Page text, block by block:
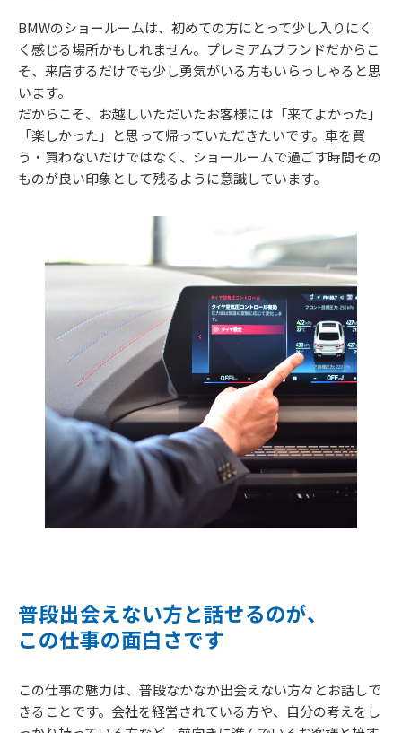
BMWのショールームは、初めての方にとって少し入りにく
く感じる場所かもしれません。プレミアムブランドだからこ
そ、来店するだけでも少し勇気がいる方もいらっしゃると思
います。
だからこそ、お越しいただいたお客様には「来てよかった」
「楽しかった」と思って帰っていただきたいです。車を買
う・買わないだけではなく、ショールームで過ごす時間その
ものが良い印象として残るように意識しています。
普段出会えない方と話せるのが、
この仕事の面白さです
この仕事の魅力は、普段なかなか出会えない方々とお話しで
きることです。会社を経営されている方や、自分の考えをし